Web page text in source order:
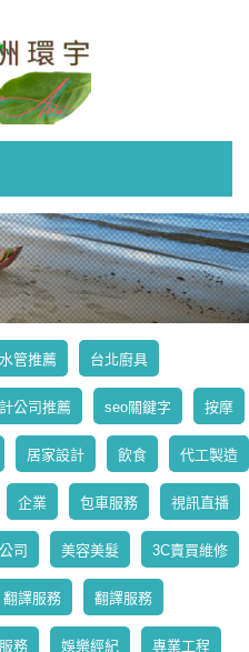
管推薦 台北廚具
公司推薦 seo關鍵字 按摩
居家設計 飲食 代工製造
企業 包車服務 視訊直播
司 美容美髮 3C賣買維修
翻譯服務 翻譯服務
務 娛樂經紀 專業工程